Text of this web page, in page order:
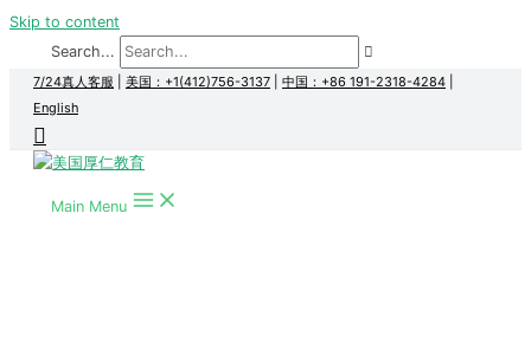
Skip to content
Search...
7/24真人客服 美国：+1(412)756-3137 中国：+86 191-2318-4284
English
Main Menu